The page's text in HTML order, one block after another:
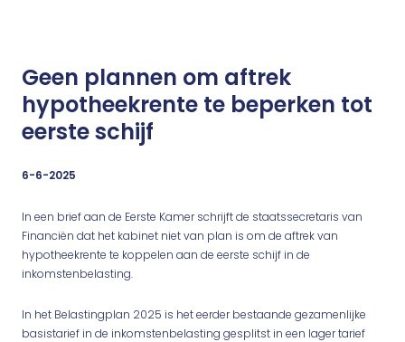
Geen plannen om aftrek
hypotheekrente te beperken tot
eerste schijf
6-6-2025
In een brief aan de Eerste Kamer schrijft de staatssecretaris van
Financiën dat het kabinet niet van plan is om de aftrek van
hypotheekrente te koppelen aan de eerste schijf in de
inkomstenbelasting.
In het Belastingplan 2025 is het eerder bestaande gezamenlijke
basistarief in de inkomstenbelasting gesplitst in een lager tarief